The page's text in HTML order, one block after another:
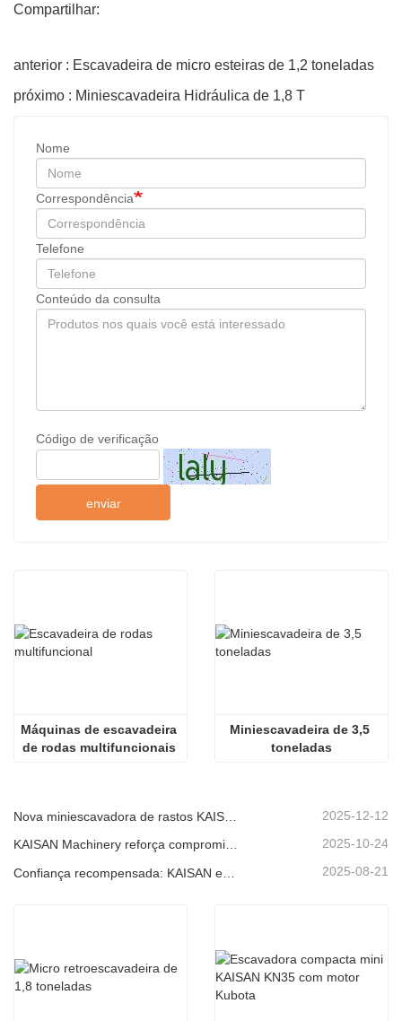
Compartilhar:
anterior : Escavadeira de micro esteiras de 1,2 toneladas
próximo : Miniescavadeira Hidráulica de 1,8 T
Nome
Correspondência
Telefone
Conteúdo da consulta
Código de verificação
enviar
Máquinas de escavadeira
de rodas multifuncionais
Miniescavadeira de 3,5
toneladas
2025-12-12
KAISAN Machinery reforça compromisso de suporte global com missão técnica proativa em 2025-10-24
2025-08-21